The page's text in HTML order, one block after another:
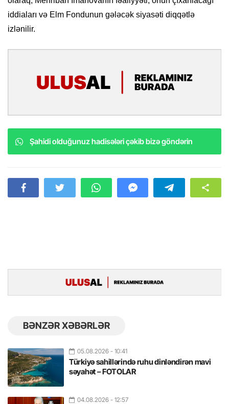
iddiaları və Elm Fondunun gələcək siyasəti diqqətlə
izlənilir.
Şahidi olduğunuz hadisələri çəkib bizə göndərin
BƏNZƏR XƏBƏRLƏR
05.08.2026 - 10:41
Türkiyə sahillərində ruhu dinləndirən mavi
səyahət – FOTOLAR
04.08.2026 - 12:57